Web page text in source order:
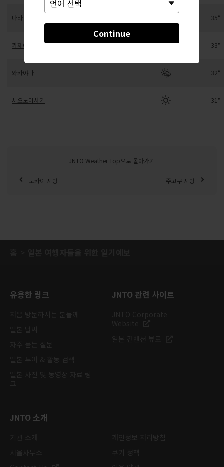
Continue
나라 35°
카제야 33°
와카야마 32°
시오노미사키 31°
도카이 지방
JNTO Weather Top으로 돌아가기
주고쿠 지방
유용한 링크 JNTO 관련 사이트
JNTO 소개